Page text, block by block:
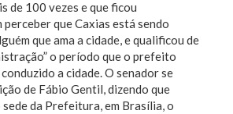
de 100 vezes e que ficou
perceber que Caxias está sendo
que ama a cidade, e qualificou de
o período que o prefeito
a cidade. O senador se
de Fábio Gentil, dizendo que
da Prefeitura, em Brasília, o